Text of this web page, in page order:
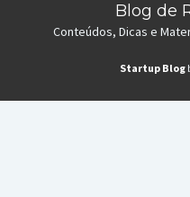
Blog de
Conteúdos, Dicas e
Startup Blog